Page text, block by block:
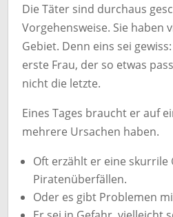
Die Täter sind durchaus
Vorgehensweise. Sie haben
Gebiet. Denn eins sei
erste Frau, der so etwas
nicht die letzte.
Eines Tages braucht er auf
mehrere Ursachen haben.
Oft erzählt er eine skurrile
Piratenüberfällen.
Oder es gibt Problemen